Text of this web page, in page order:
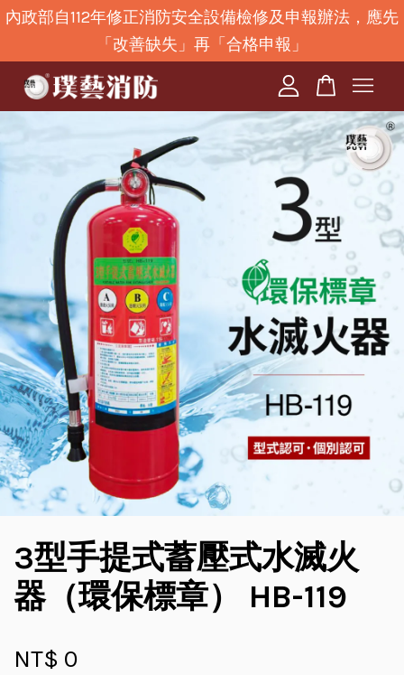
內政部自112年修正消防安全設備檢修及申報辦法，應先
「改善缺失」再「合格申報」
3型手提式蓄壓式水滅火
器（環保標章） HB-119
NT$ 0
您的購物車目前還是空的。
繼續購物